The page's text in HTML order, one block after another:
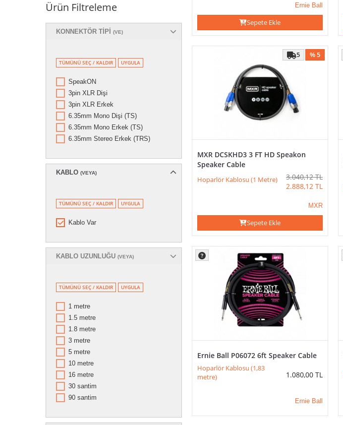
Ürün Filtreleme
KONNEKTÖR TIPI (VE)
TÜMÜNÜ SEÇ / KALDIR UYGULA
SpeakON
3pin XLR Dişi
3pin XLR Erkek
6.35mm Mono Dişi (TS)
6.35mm Mono Erkek (TS)
6.35mm Stereo Erkek (TRS)
KABLO (VEYA)
TÜMÜNÜ SEÇ / KALDIR UYGULA
Kablo Var
KABLO UZUNLUĞU (VEYA)
TÜMÜNÜ SEÇ / KALDIR UYGULA
1 metre
1.5 metre
1.8 metre
3 metre
5 metre
10 metre
16 metre
30 santim
90 santim
Ernie Ball
Sepete Ekle
% 5
5
MXR DCSKHD3 3 FT HD Speakon
Speaker Cable
Hoparlör Kablosu (1 Metre) 3.040,12 TL
2.888,12 TL
MXR
Sepete Ekle
Ernie Ball P06072 6ft Speaker Cable
Hoparlör Kablosu (1,83
metre)
1.080,00 TL
Ernie Ball